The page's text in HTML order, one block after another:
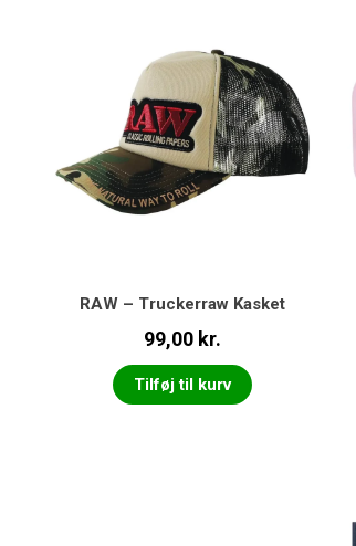
RAW – Truckerraw Kasket
99,00 kr.
Tilføj til kurv